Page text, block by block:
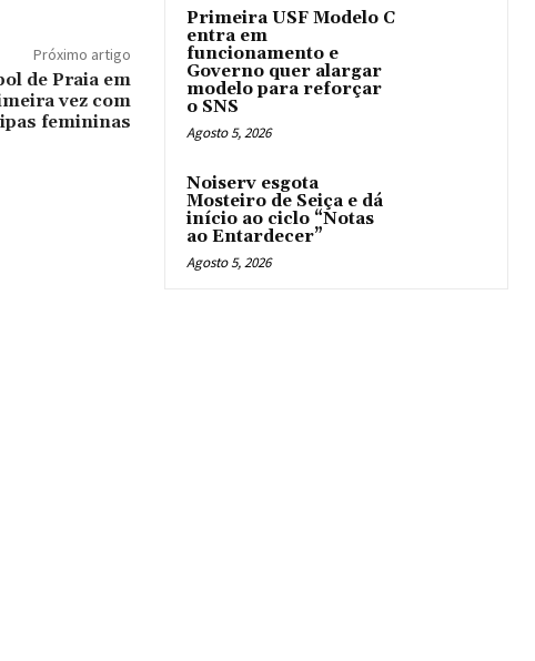
Próximo artigo
de Praia em
vez com
femininas
Primeira USF Modelo C
entra em
funcionamento e
Governo quer alargar
modelo para reforçar
o SNS
Agosto 5, 2026
Noiserv esgota
Mosteiro de Seiça e dá
início ao ciclo “Notas
ao Entardecer”
Agosto 5, 2026